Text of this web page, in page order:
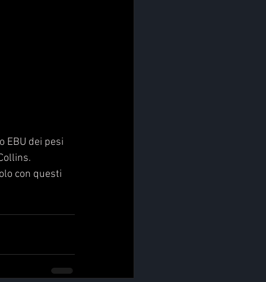
EBU dei pesi
con questi